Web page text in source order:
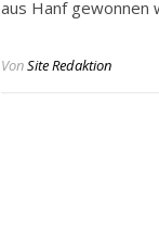
aus Hanf gewonnen
VonSite Redaktion